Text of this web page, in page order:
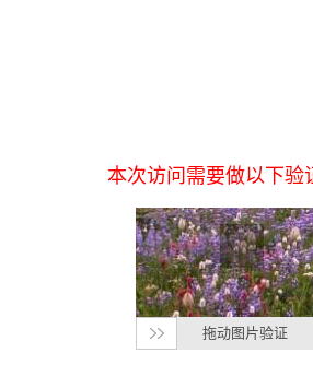
本次访问需要做以下验
拖动图片验证